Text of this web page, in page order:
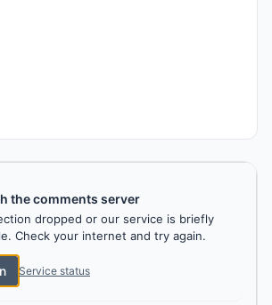
the comments server
dropped or our service is briefly
Check your internet and try again.
Service status